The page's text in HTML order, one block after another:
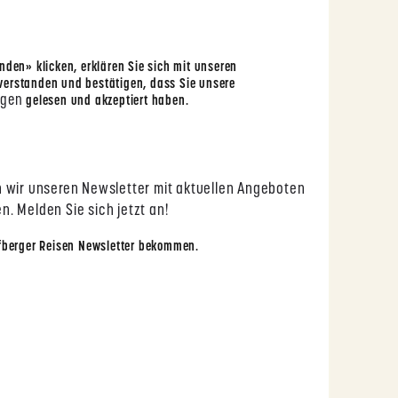
klicken, erklären Sie sich mit unseren
und bestätigen, dass Sie unsere
gelesen und akzeptiert haben.
wir unseren Newsletter mit aktuellen Angeboten
Melden Sie sich jetzt an!
Reisen Newsletter bekommen.